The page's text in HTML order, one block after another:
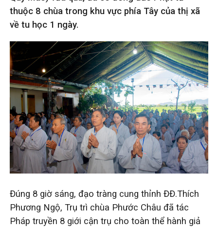
thuộc 8 chùa trong khu vực phía Tây của thị xã
về tu học 1 ngày.
Đúng 8 giờ sáng, đạo tràng cung thỉnh ĐĐ.Thích
Phương Ngộ, Trụ trì chùa Phước Châu đã tác
Pháp truyền 8 giới cận trụ cho toàn thể hành giả